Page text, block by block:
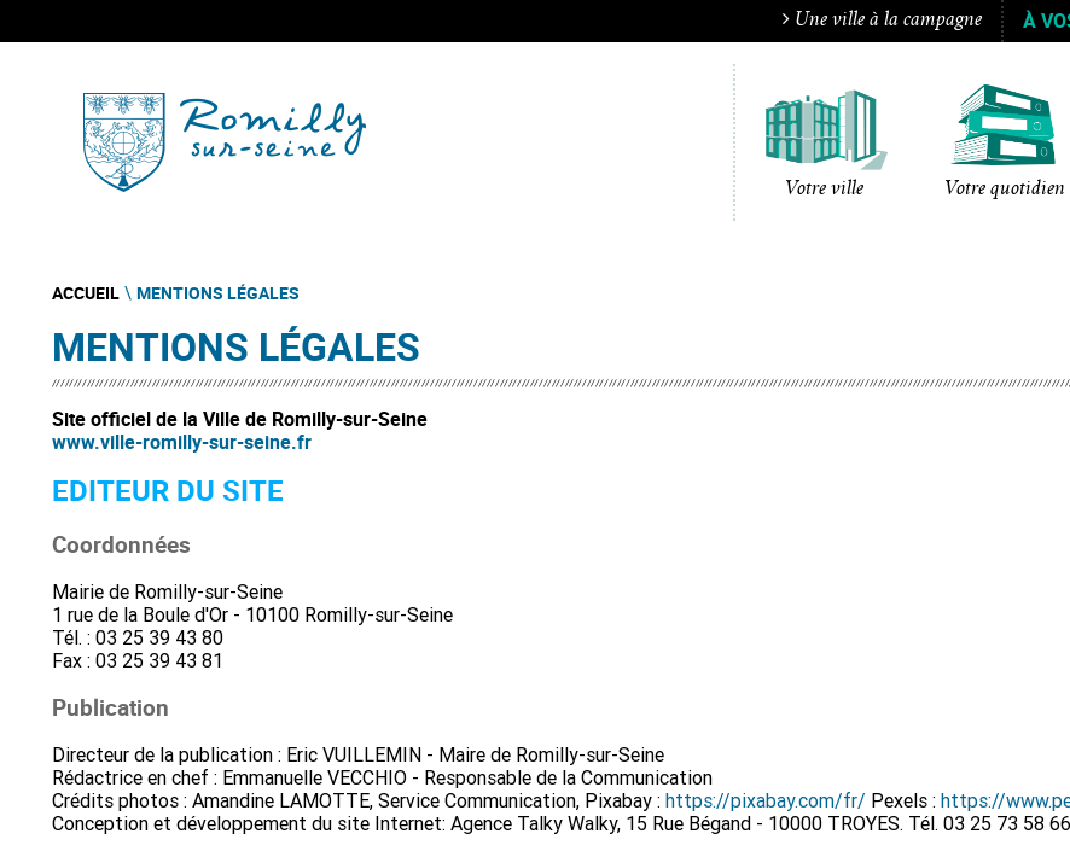
Une ville à la campagne À
Votre ville Votre quotidien
ACCUEIL\ MENTIONS LÉGALES
MENTIONS LÉGALES
Site officiel de la Ville de Romilly-sur-Seine
www.ville-romilly-sur-seine.fr
EDITEUR DU SITE
Coordonnées
Mairie de Romilly-sur-Seine
1 rue de la Boule d'Or - 10100 Romilly-sur-Seine
Tél. : 03 25 39 43 80
Fax : 03 25 39 43 81
Publication
Directeur de la publication : Eric VUILLEMIN - Maire de Romilly-sur-Seine
Rédactrice en chef : Emmanuelle VECCHIO - Responsable de la Communication
Crédits photos : Amandine LAMOTTE, Service Communication, Pixabay : https://pixabay.com/fr/ Pexels : https://
Conception et développement du site Internet: Agence Talky Walky, 15 Rue Bégand - 10000 TROYES. Tél. 03 25 73 58 66